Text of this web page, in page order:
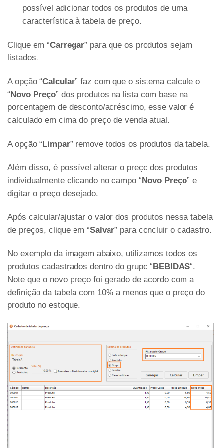
possível adicionar todos os produtos de uma
característica à tabela de preço.
Clique em “Carregar” para que os produtos sejam
listados.
A opção “Calcular” faz com que o sistema calcule o
“Novo Preço” dos produtos na lista com base na
porcentagem de desconto/acréscimo, esse valor é
calculado em cima do preço de venda atual.
A opção “Limpar” remove todos os produtos da tabela.
Além disso, é possível alterar o preço dos produtos
individualmente clicando no campo “Novo Preço” e
digitar o preço desejado.
Após calcular/ajustar o valor dos produtos nessa tabela
de preços, clique em “Salvar” para concluir o cadastro.
No exemplo da imagem abaixo, utilizamos todos os
produtos cadastrados dentro do grupo “BEBIDAS“.
Note que o novo preço foi gerado de acordo com a
definição da tabela com 10% a menos que o preço do
produto no estoque.